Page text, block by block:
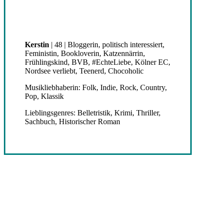
Kerstin | 48 | Bloggerin, politisch interessiert,
Feministin, Bookloverin, Katzennärrin,
Frühlingskind, BVB, #EchteLiebe, Kölner EC,
Nordsee verliebt, Teenerd, Chocoholic
Musikliebhaberin: Folk, Indie, Rock, Country,
Pop, Klassik
Lieblingsgenres: Belletristik, Krimi, Thriller,
Sachbuch, Historischer Roman